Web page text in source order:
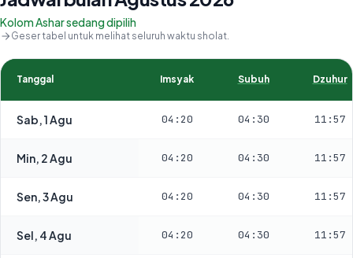
Kolom Ashar sedang dipilih
Geser tabel untuk melihat seluruh waktu sholat.
Tanggal Imsyak Subuh Dzuhur
Sab, 1 Agu 04:20 04:30 11:57
Min, 2 Agu 04:20 04:30 11:57
Sen, 3 Agu 04:20 04:30 11:57
Sel, 4 Agu 04:20 04:30 11:57